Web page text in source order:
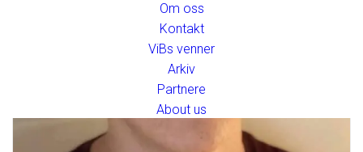
Om oss
Kontakt
ViBs venner
Arkiv
Partnere
About us